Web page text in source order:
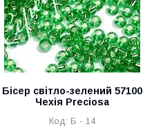
Бісер світло-зелений 57100
Чехія Preciosa
Б - 14